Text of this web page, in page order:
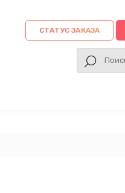
СТАТУС ЗАКАЗА